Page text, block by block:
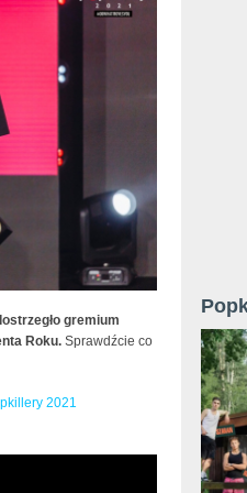
gremium
Roku. Sprawdźcie co
2021